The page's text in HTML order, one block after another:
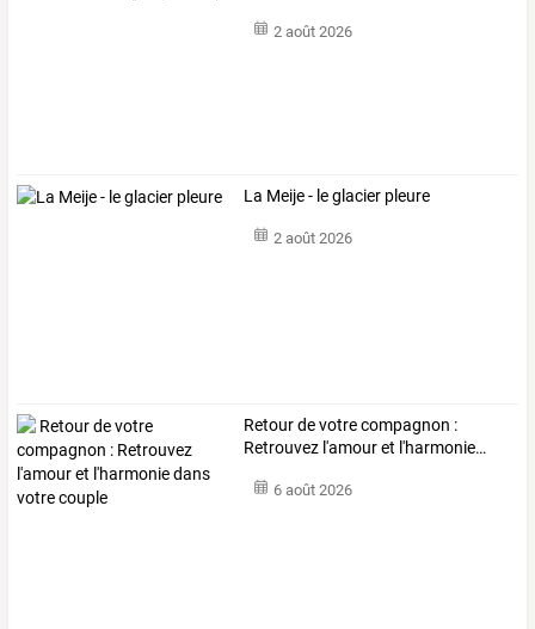
2 août 2026
La Meije - le glacier pleure
2 août 2026
Retourdevotrecompagnon :
Retrouvez l'amouret l'harmonie…
6 août 2026